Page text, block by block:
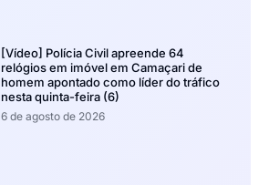
[Vídeo] Polícia Civil apreende 64
relógios em imóvel em Camaçari de
homem apontado como líder do tráfico
nesta quinta-feira (6)
6 de agosto de 2026